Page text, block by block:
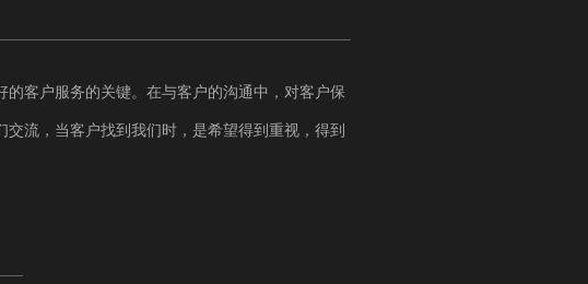
客户服务的关键。在与客户的沟通中，对客户保
流，当客户找到我们时，是希望得到重视，得到